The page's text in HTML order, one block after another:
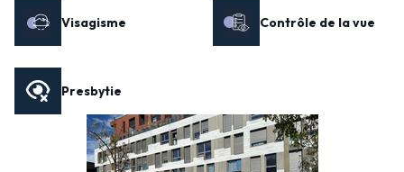
Visagisme Contrôle de la vue
Presbytie